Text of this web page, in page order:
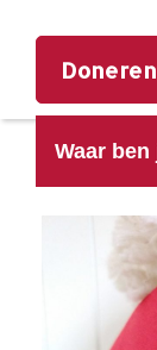
Doneren